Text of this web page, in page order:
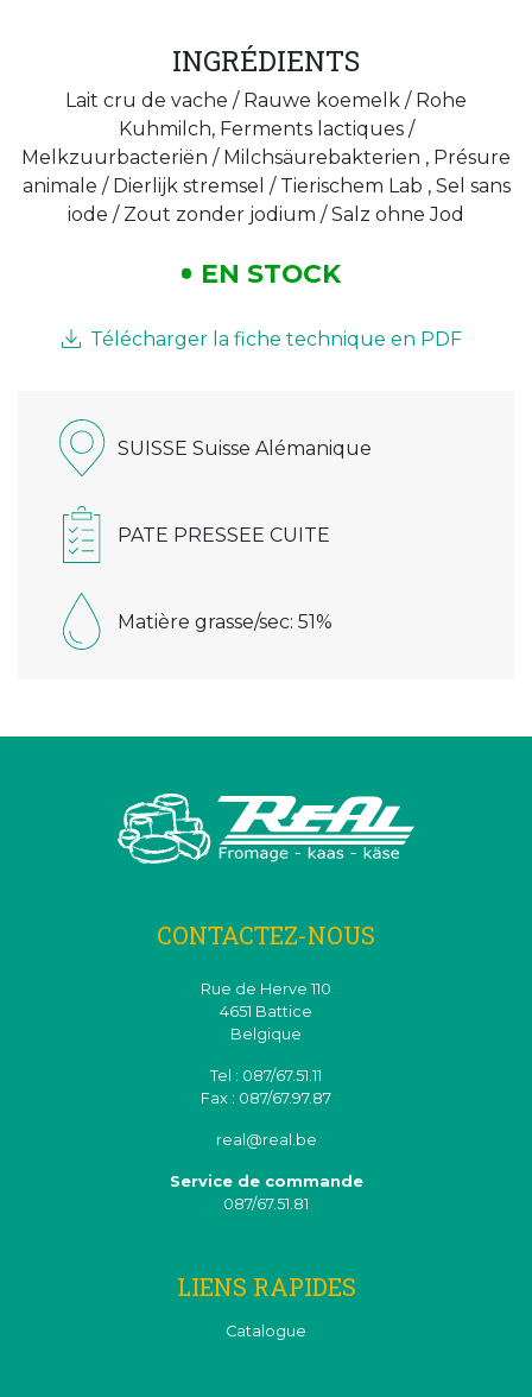
INGRÉDIENTS
Lait cru de vache / Rauwe koemelk / Rohe
Kuhmilch, Ferments lactiques /
Melkzuurbacteriën / Milchsäurebakterien , Présure
animale / Dierlijk stremsel / Tierischem Lab , Sel sans
iode / Zout zonder jodium / Salz ohne Jod
EN STOCK
Télécharger la fiche technique en PDF
SUISSE Suisse Alémanique
PATE PRESSEE CUITE
Matière grasse/sec: 51%
CONTACTEZ-NOUS
Rue de Herve 110
4651 Battice
Belgique
Tel : 087/67.51.11
Fax : 087/67.97.87
real@real.be
Service de commande
087/67.51.81
LIENS RAPIDES
Catalogue